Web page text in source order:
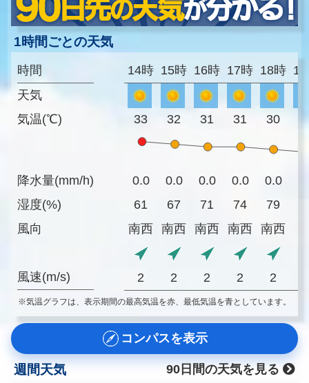
1時間ごとの天気
時間
天気
気温(℃)
降水量(mm/h)
湿度(%)
風向
風速(m/s)
14時 15時 16時 17時 18時
33 32 31 31 30
0.0 0.0 0.0 0.0 0.0
61
67 71 74 79
南西
南西 南西 南西 南西
2 2 2 2 2
※気温グラフは、表示期間の最高気温を赤、最低気温を青としています。
コンパスを表示
週間天気
90日間の天気を見る